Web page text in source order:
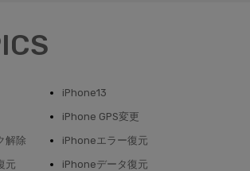
iPhone13
iPhone GPS変更
解除
iPhoneエラー復元
元
iPhoneデータ復元